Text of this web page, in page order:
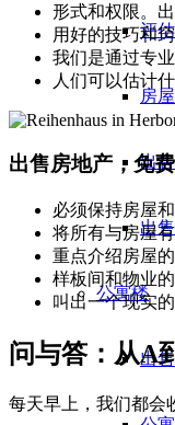
评
房
出
出
公寓楼
出
形式和权限。
用好的技巧和
我们是通过专
人们可以估计
出售房地产，免
必须保持房屋
将所有与房屋
重点介绍房屋
样板间和物业
叫出一个现实
问与答：从A
每天早上，我们都会